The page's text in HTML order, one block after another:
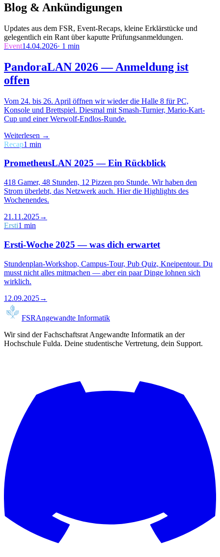
Blog & Ankündigungen
Updates aus dem FSR, Event-Recaps, kleine Erklärstücke und
gelegentlich ein Rant über kaputte Prüfungsanmeldungen.
Event14.04.2026· 1 min
PandoraLAN 2026 — Anmeldung ist
offen
Vom 24. bis 26. April öffnen wir wieder die Halle 8 für PC,
Konsole und Brettspiel. Diesmal mit Smash-Turnier, Mario-Kart-
Cup und einer Werwolf-Endlos-Runde.
Weiterlesen →
Recap1 min
PrometheusLAN 2025 — Ein Rückblick
418 Gamer, 48 Stunden, 12 Pizzen pro Stunde. Wir haben den
Strom überlebt, das Netzwerk auch. Hier die Highlights des
Wochenendes.
21.11.2025→
Ersti1 min
Ersti-Woche 2025 — was dich erwartet
Stundenplan-Workshop, Campus-Tour, Pub Quiz, Kneipentour. Du
musst nicht alles mitmachen — aber ein paar Dinge lohnen sich
wirklich.
12.09.2025→
FSRAngewandte Informatik
Wir sind der Fachschaftsrat Angewandte Informatik an der
Hochschule Fulda. Deine studentische Vertretung, dein Support.